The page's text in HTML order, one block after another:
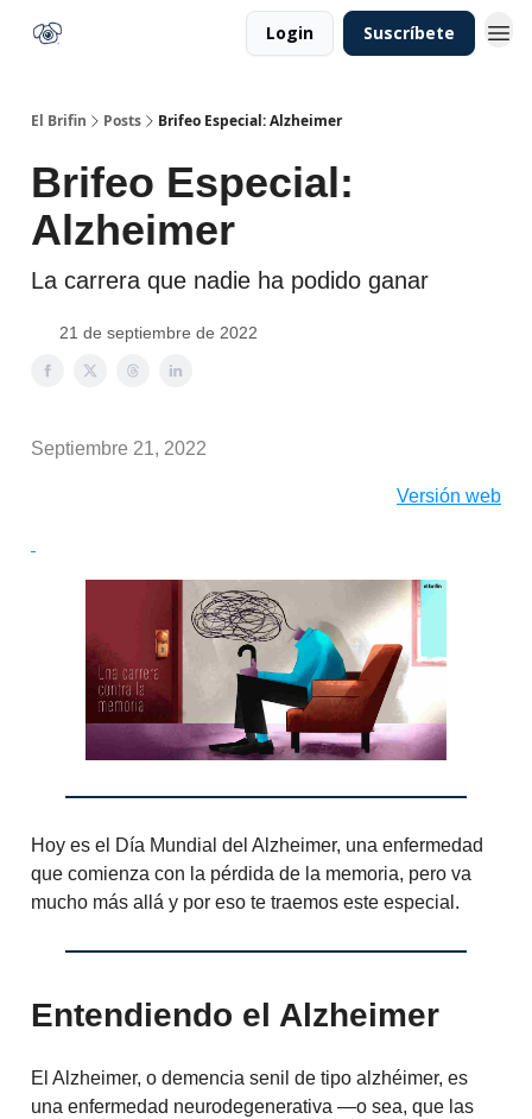
Login Suscríbete
El Brifin Posts Brifeo Especial: Alzheimer
Brifeo Especial:
Alzheimer
La carrera que nadie ha podido ganar
21 de septiembre de 2022
Septiembre 21, 2022
Versión web
Hoy es el Día Mundial del Alzheimer, una enfermedad
que comienza con la pérdida de la memoria, pero va
mucho más allá y por eso te traemos este especial.
Entendiendo el Alzheimer
El Alzheimer, o demencia senil de tipo alzhéimer, es
una enfermedad neurodegenerativa —o sea, que las